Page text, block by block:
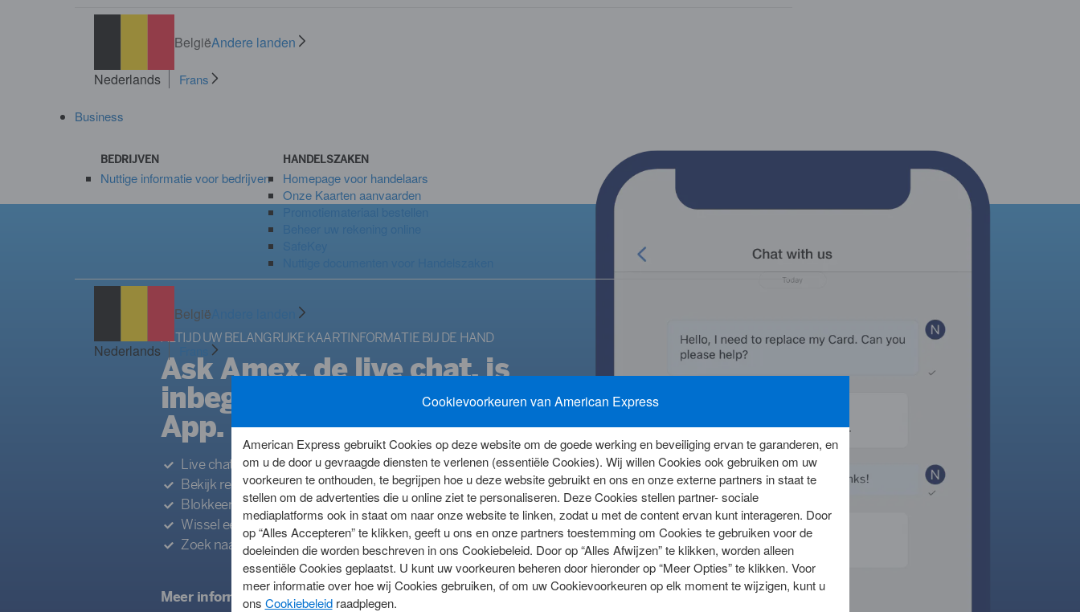
BelgiëAndere landen
Nederlands Frans
Business
BEDRIJVEN
Nuttige informatie voor bedrijven
HANDELSZAKEN
Homepage voor handelaars
Onze Kaarten aanvaarden
België
Nederlands
Hulp nodig? Ask Amex.
Live chat in de Amex App. 24/7. Engelstalig.
Chat live met onze Klantendienst over Kaartgerelateerde vragen en
aanpassingen in uw account.
Lees meer
ALTIJD UW BELANGRIJKE KAARTINFORMATIE BIJ DE HAND
Ask Amex, de live chat, is
inbegrepen in de Amex
App.
Live chat met onze Klantendienst.
Bekijk recente rekeninguittreksels en transacties.
Blokkeer uw Kaart, bij Kaartverlies of diefstal.
Wissel eenvoudig tussen twee talen.
Zoek naar transacties.
Meer informatie
Cookievoorkeuren van American Express
American Express gebruikt Cookies op deze website om de goede werking en beveiliging ervan te garanderen, en
om u de door u gevraagde diensten te verlenen (essentiële Cookies). Wij willen Cookies ook gebruiken om uw
voorkeuren te onthouden, te begrijpen hoe u deze website gebruikt en ons en onze externe partners in staat te
stellen om de advertenties die u online ziet te personaliseren. Deze Cookies stellen partner- sociale
mediaplatforms ook in staat om naar onze website te linken, zodat u met de content ervan kunt interageren. Door
op “Alles Accepteren” te klikken, geeft u ons en onze partners toestemming om Cookies te gebruiken voor de
doeleinden die worden beschreven in ons Cookiebeleid. Door op “Alles Afwijzen” te klikken, worden alleen
essentiële Cookies geplaatst. U kunt uw voorkeuren beheren door hieronder op “Meer Opties” te klikken. Voor
meer informatie over hoe wij Cookies gebruiken, of om uw Cookievoorkeuren op elk moment te wijzigen, kunt u
ons Cookiebeleidraadplegen.